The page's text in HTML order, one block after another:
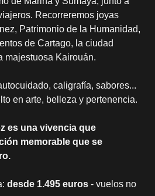
Recorreremos joyas
Patrimonio de la Humanidad,
de Cartago, la ciudad
majestuosa Kairouán.
caligrafía, sabores...
en arte, belleza y pertenencia.
es una vivencia que
memorable que se
desde 1.495 euros - vuelos no